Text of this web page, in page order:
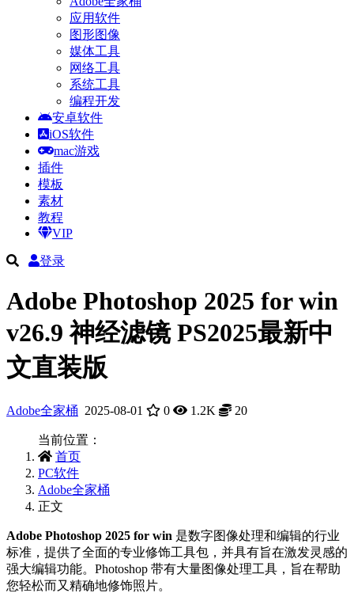
应用软件
图形图像
媒体工具
网络工具
系统工具
编程开发
安卓软件
iOS软件
mac游戏
插件
模板
素材
教程
VIP
登录
Adobe Photoshop 2025 for win
v26.9 神经滤镜 PS2025最新中
文直装版
Adobe全家桶 2025-08-01 0 1.2K 20
当前位置：
首页
PC软件
Adobe全家桶
正文
Adobe Photoshop 2025 for win 是数字图像处理和编辑的行业
标准，提供了全面的专业修饰工具包，并具有旨在激发灵感的
强大编辑功能。Photoshop 带有大量图像处理工具，旨在帮助
您轻松而又精确地修饰照片。